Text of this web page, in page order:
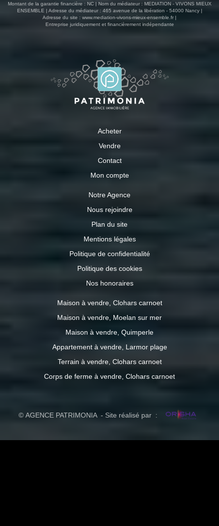
Montant de la garantie financière : NC | Nom du médiateur : MEDIATION - VIVONS MIEUX
ENSEMBLE | Adresse du médiateur : 465 avenue de la libération - 54000 Nancy |
Adresse du site : www.mediation-vivons-mieux-ensemble.fr|
Entreprise juridiquement et financièrement indépendante
Acheter
Vendre
Contact
Mon compte
Notre Agence
Nous rejoindre
Plan du site
Mentions légales
Politique de confidentialité
Politique des cookies
Nos honoraires
Maison à vendre, Clohars carnoet
Maison à vendre, Moelan sur mer
Maison à vendre, Quimperle
Appartement à vendre, Larmor plage
Terrain à vendre, Clohars carnoet
Corps de ferme à vendre, Clohars carnoet
© AGENCE PATRIMONIA - Site réalisé par :